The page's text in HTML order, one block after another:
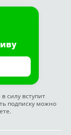
силу вступит
подписку можно